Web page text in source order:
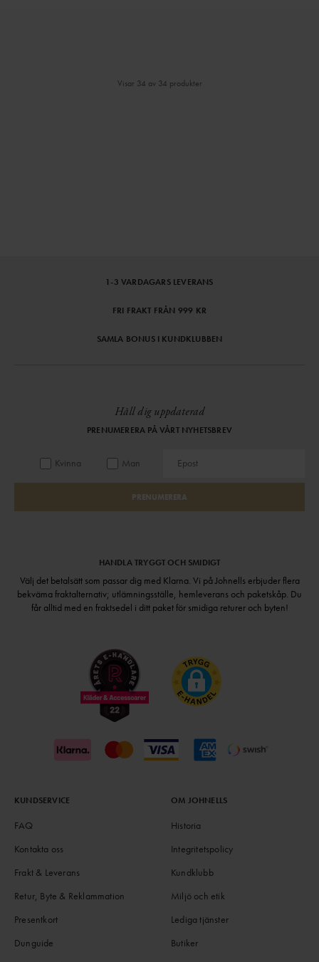
Visar 34 av 34 produkter
1-3 VARDAGARS LEVERANS
FRI FRAKT FRÅN 999 KR
SAMLA BONUS I KUNDKLUBBEN
Håll dig uppdaterad
PRENUMERERA PÅ VÅRT NYHETSBREV
Kvinna Man
PRENUMERERA
HANDLA TRYGGT OCH SMIDIGT
Välj det betalsätt som passar dig med Klarna. Vi på Johnells erbjuder flera
bekväma fraktalternativ; utlämningsställe, hemleverans och paketskåp. Du
får alltid med en fraktsedel i ditt paket för smidiga returer och byten!
KUNDSERVICE
FAQ
Kontakta oss
Frakt & Leverans
Retur, Byte & Reklammation
Presentkort
Dunguide
OM JOHNELLS
Historia
Integritetspolicy
Kundklubb
Miljö och etik
Lediga tjänster
Butiker